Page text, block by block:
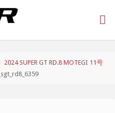
2024 SUPER GT RD.8 MOTEGI 11号